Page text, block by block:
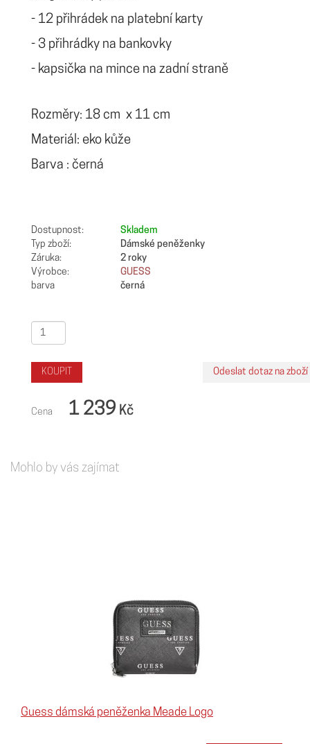
- 12 přihrádek na platební karty
- 3 přihrádky na bankovky
- kapsička na mince na zadní straně
Rozměry: 18 cm x 11 cm
Materiál: eko kůže
Barva : černá
Dostupnost:
Skladem
Typ zboží:
Dámské peněženky
Záruka:
2 roky
Výrobce:
GUESS
barva
černá
Cena 1 239 Kč
Mohlo by vás zajímat
Guess dámská peněženka Meade Logo